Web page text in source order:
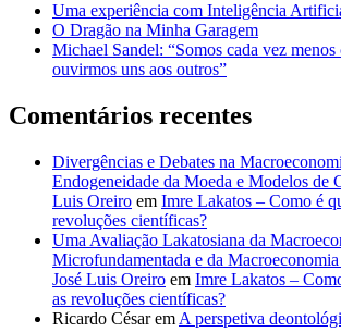
Uma experiência com Inteligência
O Dragão na Minha Garagem
Michael Sandel: “Somos cada vez menos
ouvirmos uns aos outros”
Comentários recentes
Divergências e Debates na
Endogeneidade da Moeda e Modelos de
Luis Oreiro em Imre Lakatos – Como é
revoluções científicas?
Uma Avaliação Lakatosiana da
Microfundamentada e da
José Luis Oreiro em Imre Lakatos –
as revoluções científicas?
Ricardo Césarem A perspetiva